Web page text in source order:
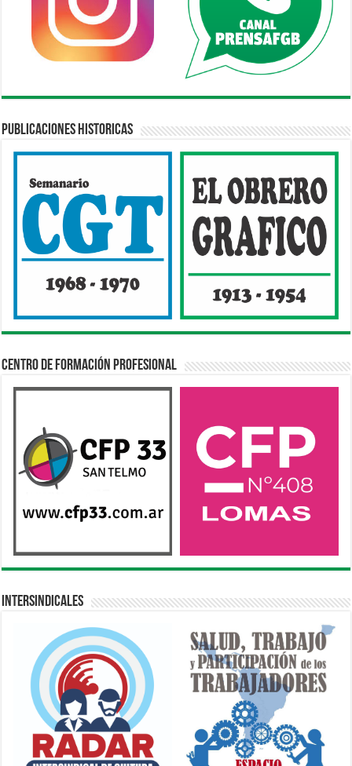
Publicaciones Historicas
Centro de Formación Profesional
Intersindicales